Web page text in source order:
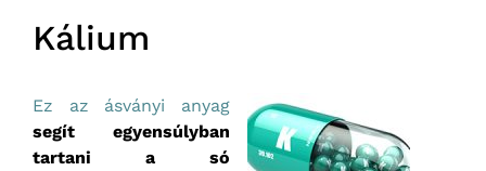
Kálium
Ez az ásványi anyag
segít egyensúlyban
tartani a só